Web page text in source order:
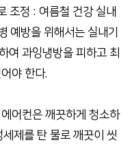
조정 : 여름철 건강 실내
방을 위해서는 실내기
여 과잉냉방을 피하고 최
야 한다.
어컨은 깨끗하게 청소하
제를 탄 물로 깨끗이 씻